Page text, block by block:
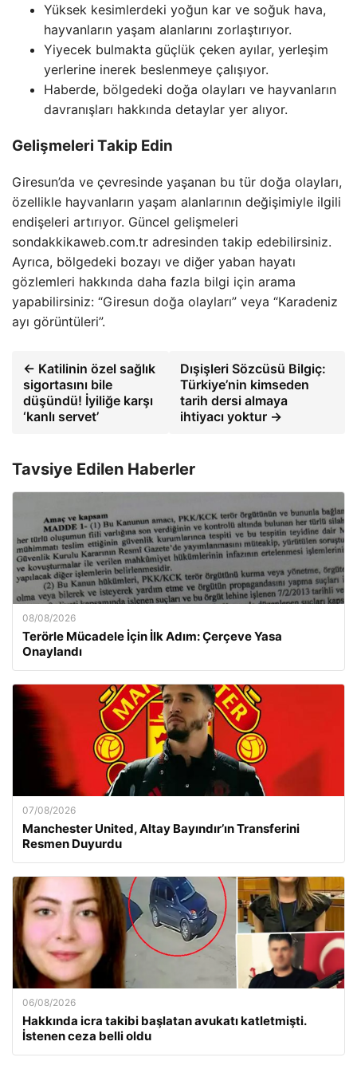
Yüksek kesimlerdeki yoğun kar ve soğuk hava,
hayvanların yaşam alanlarını zorlaştırıyor.
Yiyecek bulmakta güçlük çeken ayılar, yerleşim
yerlerine inerek beslenmeye çalışıyor.
Haberde, bölgedeki doğa olayları ve hayvanların
davranışları hakkında detaylar yer alıyor.
Gelişmeleri Takip Edin
Giresun’da ve çevresinde yaşanan bu tür doğa olayları,
özellikle hayvanların yaşam alanlarının değişimiyle ilgili
endişeleri artırıyor. Güncel gelişmeleri
sondakkikaweb.com.tr adresinden takip edebilirsiniz.
Ayrıca, bölgedeki bozayı ve diğer yaban hayatı
gözlemleri hakkında daha fazla bilgi için arama
yapabilirsiniz: “Giresun doğa olayları” veya “Karadeniz
ayı görüntüleri”.
← Katilinin özel sağlık
sigortasını bile
düşündü! İyiliğe karşı
‘kanlı servet’
Dışişleri Sözcüsü Bilgiç:
Türkiye’nin kimseden
tarih dersi almaya
ihtiyacı yoktur →
Tavsiye Edilen Haberler
08/08/2026
Terörle Mücadele İçin İlk Adım: Çerçeve Yasa
Onaylandı
07/08/2026
Manchester United, Altay Bayındır’ın Transferini
Resmen Duyurdu
06/08/2026
Hakkında icra takibi başlatan avukatı katletmişti.
İstenen ceza belli oldu